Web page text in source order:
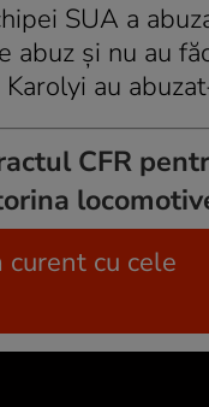
SUA a
abuz şi nu au
au
CFR
cu cele